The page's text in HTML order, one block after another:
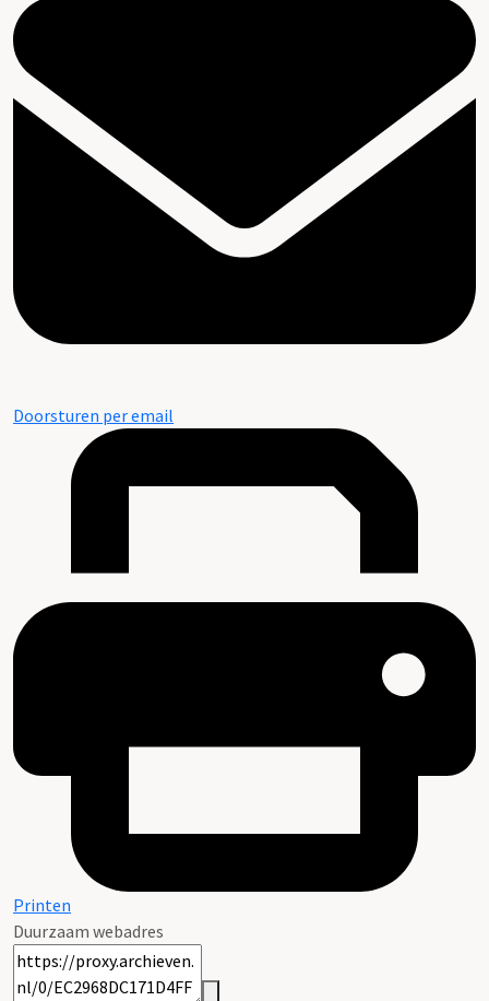
Doorsturen per email
Printen
Duurzaam webadres